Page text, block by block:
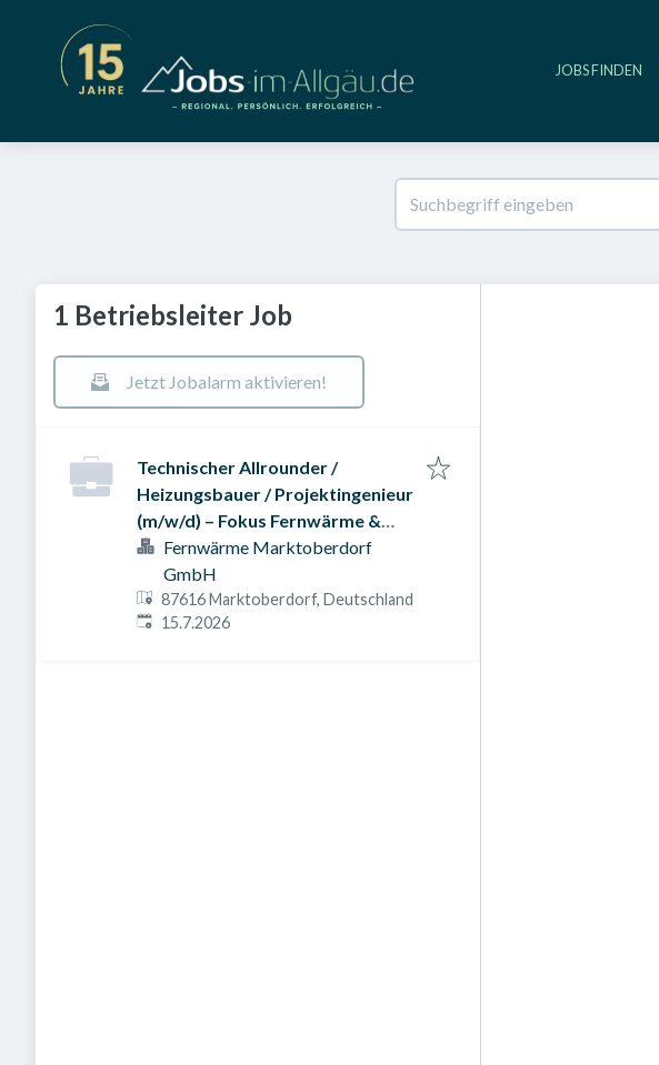
JOBS FINDEN
1 Betriebsleiter Job
Jetzt Jobalarm aktivieren!
Technischer Allrounder /
Heizungsbauer / Projektingenieur
(m/w/d) – Fokus Fernwärme &
Option auf Technische Leitung
Fernwärme Marktoberdorf
GmbH
87616 Marktoberdorf, Deutschland
Veröffentlicht am
15.7.2026